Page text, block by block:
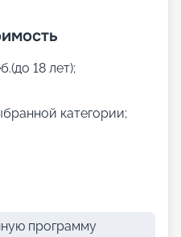
18 лет);
категории;
программу